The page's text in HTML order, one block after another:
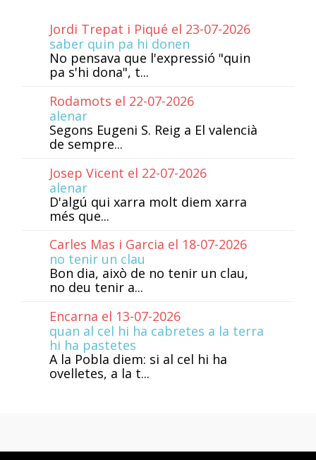
Jordi Trepat i Piqué el 23-07-2026
saber quin pa hi donen
No pensava que l'expressió "quin
pa s'hi dona", t...
Rodamots el 22-07-2026
alenar
Segons Eugeni S. Reig a El valencià
de sempre...
Josep Vicent el 22-07-2026
alenar
D'algú qui xarra molt diem xarra
més que...
Carles Mas i Garcia el 18-07-2026
no tenir un clau
Bon dia, això de no tenir un clau,
no deu tenir a...
Encarna el 13-07-2026
quan al cel hi ha cabretes a la terra
hi ha pastetes
A la Pobla diem: si al cel hi ha
ovelletes, a la t...